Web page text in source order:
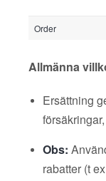
Order
Allmänna
Ersättning
Obs:
rabatter (t